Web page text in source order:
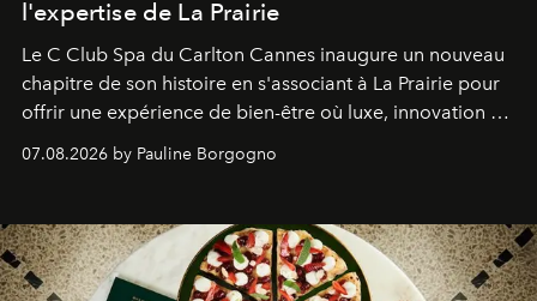
l'expertise de La Prairie
Le C Club Spa du Carlton Cannes inaugure un nouveau
chapitre de son histoire en s'associant à La Prairie pour
offrir une expérience de bien-être où luxe, innovation et
07.08.2026 by Pauline Borgogno